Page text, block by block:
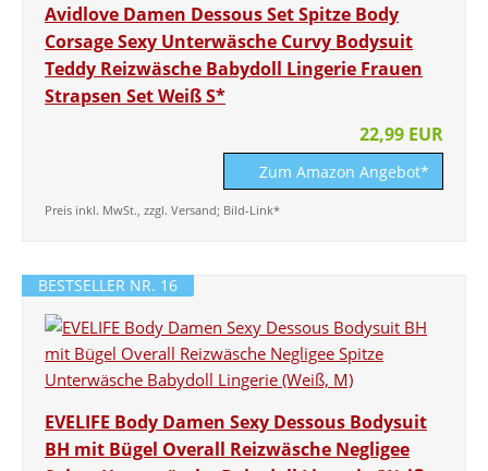
Avidlove Damen Dessous Set Spitze Body
Corsage Sexy Unterwäsche Curvy Bodysuit
Teddy Reizwäsche Babydoll Lingerie Frauen
Strapsen Set Weiß S*
22,99 EUR
Zum Amazon Angebot*
Preis inkl. MwSt., zzgl. Versand; Bild-Link*
BESTSELLER NR. 16
EVELIFE Body Damen Sexy Dessous Bodysuit
BH mit Bügel Overall Reizwäsche Negligee